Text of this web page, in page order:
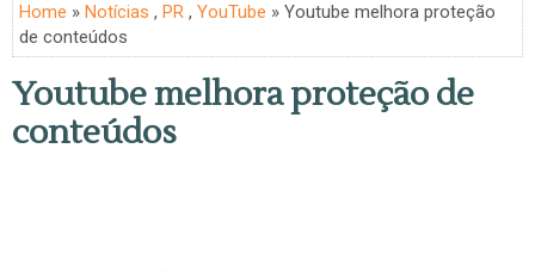
Home » Notícias , PR , YouTube » Youtube melhora proteção
de conteúdos
Youtube melhora proteção de
conteúdos